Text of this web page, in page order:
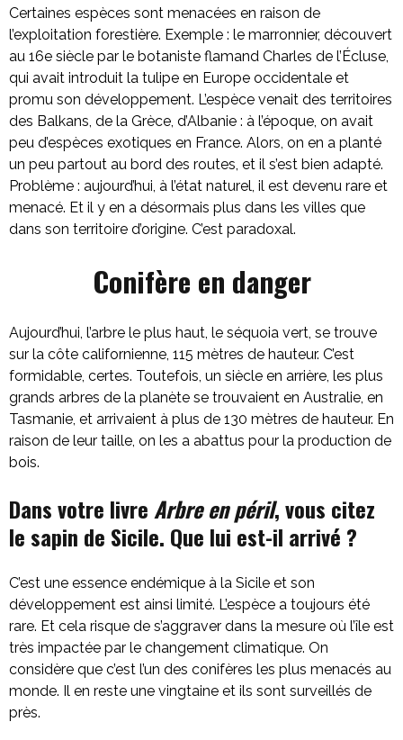
Certaines espèces sont menacées en raison de
l’exploitation forestière. Exemple : le marronnier, découvert
au 16e siècle par le botaniste flamand Charles de l’Écluse,
qui avait introduit la tulipe en Europe occidentale et
promu son développement. L’espèce venait des territoires
des Balkans, de la Grèce, d’Albanie : à l’époque, on avait
peu d’espèces exotiques en France. Alors, on en a planté
un peu partout au bord des routes, et il s’est bien adapté.
Problème : aujourd’hui, à l’état naturel, il est devenu rare et
menacé. Et il y en a désormais plus dans les villes que
dans son territoire d’origine. C’est paradoxal.
Conifère en danger
Aujourd’hui, l’arbre le plus haut, le séquoia vert, se trouve
sur la côte californienne, 115 mètres de hauteur. C’est
formidable, certes. Toutefois, un siècle en arrière, les plus
grands arbres de la planète se trouvaient en Australie, en
Tasmanie, et arrivaient à plus de 130 mètres de hauteur. En
raison de leur taille, on les a abattus pour la production de
bois.
Dans votre livre Arbre en péril, vous citez
le sapin de Sicile. Que lui est-il arrivé ?
C’est une essence endémique à la Sicile et son
développement est ainsi limité. L’espèce a toujours été
rare. Et cela risque de s’aggraver dans la mesure où l’île est
très impactée par le changement climatique. On
considère que c’est l’un des conifères les plus menacés au
monde. Il en reste une vingtaine et ils sont surveillés de
près.